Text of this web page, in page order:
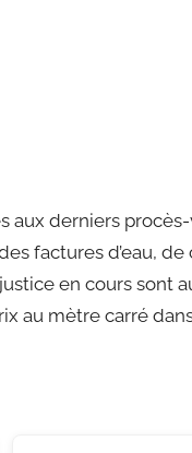
aux derniers
factures d’eau,
en cours sont
au mètre carré